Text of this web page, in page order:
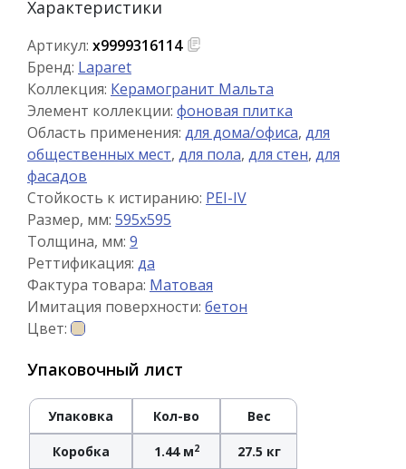
Характеристики
Артикул: х9999316114
Бренд: Laparet
Коллекция: Керамогранит Мальта
Элемент коллекции: фоновая плитка
Область применения: для дома/офиса, для
общественных мест, для пола, для стен, для
фасадов
Стойкость к истиранию: PEI-IV
Размер, мм: 595x595
Толщина, мм: 9
Реттификация: да
Фактура товара: Матовая
Имитация поверхности: бетон
Цвет:
Упаковочный лист
Упаковка Кол-во Вес
Коробка 1.44 м2 27.5 кг